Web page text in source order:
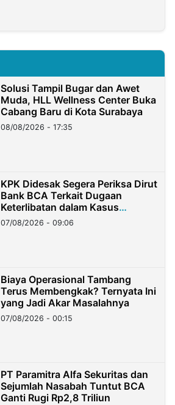
Solusi Tampil Bugar dan Awet
Muda, HLL Wellness Center Buka
Cabang Baru di Kota Surabaya
08/08/2026 - 17:35
KPK Didesak Segera Periksa Dirut
Bank BCA Terkait Dugaan
Keterlibatan dalam Kasus
Hilangnya Dana Nasabah Rp2,58
Miliar
07/08/2026 - 09:06
Biaya Operasional Tambang
Terus Membengkak? Ternyata Ini
yang Jadi Akar Masalahnya
07/08/2026 - 00:15
PT Paramitra Alfa Sekuritas dan
Sejumlah Nasabah Tuntut BCA
Ganti Rugi Rp2,8 Triliun